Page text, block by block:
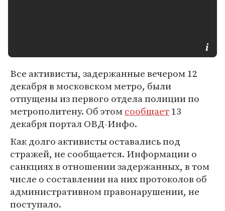
Все активисты, задержанные вечером 12
декабря в московском метро, были
отпущены из первого отдела полиции по
метрополитену. Об этомсообщает13
декабря портал ОВД-Инфо.
Как долго активисты оставались под
стражей, не сообщается. Информации о
санкциях в отношении задержанных, в том
числе о составлении на них протоколов об
административном правонарушении, не
поступало.